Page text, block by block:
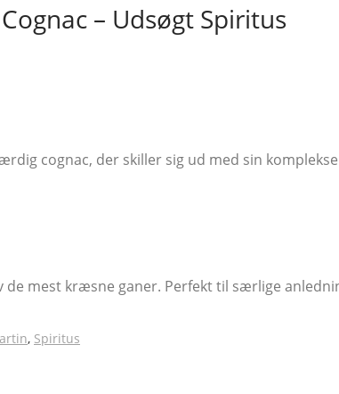
– Udsøgt Spiritus
cognac, der skiller sig ud med sin
mest kræsne ganer. Perfekt til særlige
, Spiritus